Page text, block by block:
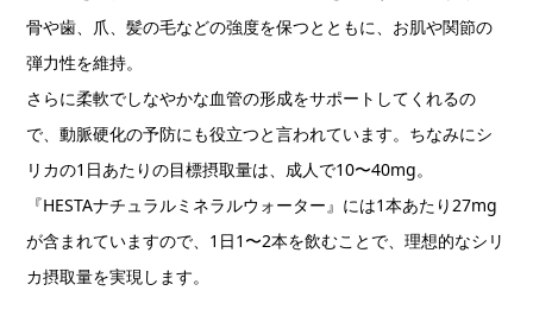
骨や歯、爪、髪の毛などの強度を保つとともに、お肌や関節の
弾力性を維持。
さらに柔軟でしなやかな血管の形成をサポートしてくれるの
で、動脈硬化の予防にも役立つと言われています。ちなみにシ
リカの1日あたりの目標摂取量は、成人で10〜40mg。
『HESTAナチュラルミネラルウォーター』には1本あたり27mg
が含まれていますので、1日1〜2本を飲むことで、理想的なシリ
カ摂取量を実現します。